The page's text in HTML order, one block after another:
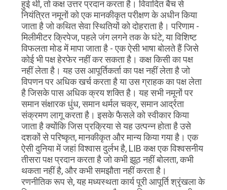
हुई थी, तो कक्ष उत्तर प्रदान करता है। विवादित बैच से
नियंत्रित नमूनों को एक मानकीकृत परीक्षण के अधीन किया
जाता है जो कथित सेवा स्थितियों को दोहराता है। परिणाम -
मिलीमीटर क्रिपेज, पहले जंग लगने तक के घंटे, या विशिष्ट
विफलता मोड में मापा जाता है - एक ऐसी भाषा बोलते हैं जिसे
कोई भी पक्ष हेरफेर नहीं कर सकता है। कक्ष किसी का पक्ष
नहीं लेता है। यह उस आपूर्तिकर्ता का पक्ष नहीं लेता है जो
विपणन पर अधिक खर्च करता है या उस ग्राहक का पक्ष लेता
है जिसके पास अधिक क्रय शक्ति है। यह सभी नमूनों पर
समान संक्षारक धुंध, समान थर्मल चक्र, समान आर्द्रता
संक्रमण लागू करता है। इसके फैसले को स्वीकार किया
जाता है क्योंकि जिस प्रक्रिया से यह उत्पन्न होता है उसे
दशकों से परिष्कृत, मानकीकृत और मान्य किया गया है। एक
ऐसी दुनिया में जहां विश्वास दुर्लभ है, LIB कक्ष एक विश्वसनीय
तीसरा पक्ष प्रदान करता है जो कभी झूठ नहीं बोलता, कभी
थकता नहीं है, और कभी समझौता नहीं करता है।
रणनीतिक रूप से, यह मध्यस्थता कार्य पूरी आपूर्ति श्रृंखला के